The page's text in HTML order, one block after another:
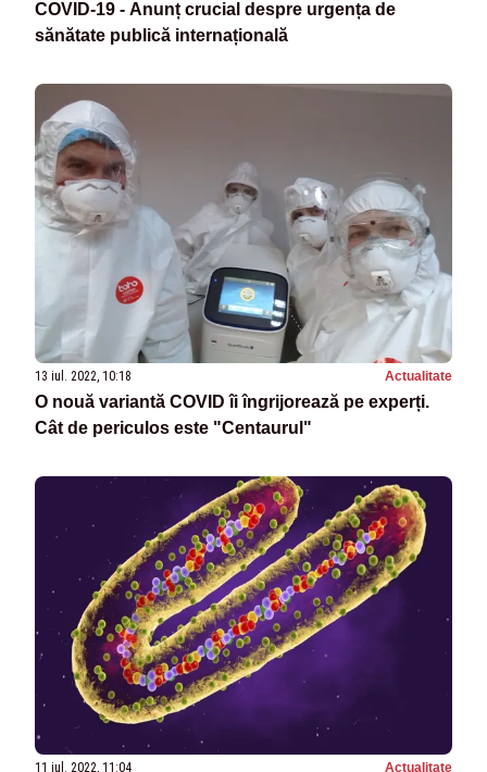
COVID-19 - Anunț crucial despre urgența de
sănătate publică internațională
13 iul. 2022, 10:18 Actualitate
O nouă variantă COVID îi îngrijorează pe experți.
Cât de periculos este "Centaurul"
11 iul. 2022, 11:04 Actualitate